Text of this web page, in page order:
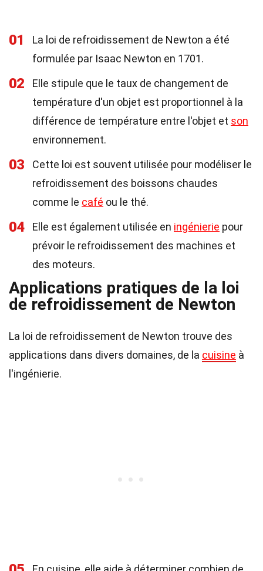
01
La loi de refroidissement de Newton a été
formulée par Isaac Newton en 1701.
02
Elle stipule que le taux de changement de
température d'un objet est proportionnel à la
différence de température entre l'objet et son
environnement.
03
Cette loi est souvent utilisée pour modéliser le
refroidissement des boissons chaudes
comme le café ou le thé.
04 Elle est également utilisée en ingénierie pour
prévoir le refroidissement des machines et
des moteurs.
Applications pratiques de la loi
de refroidissement de Newton
La loi de refroidissement de Newton trouve des
applications dans divers domaines, de la cuisine à
l'ingénierie.